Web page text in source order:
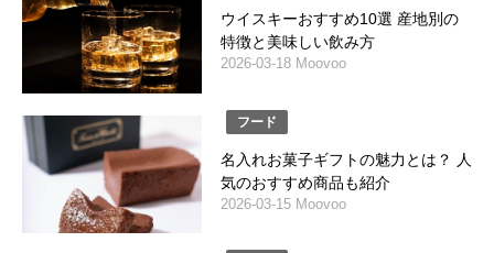
ウイスキーおすすめ10選 産地別の
特徴と美味しい飲み方
2026-03-18 Moovoo
フード
名入れお菓子ギフトの魅力とは？ 人
気のおすすめ商品も紹介
2026-03-15 Moovoo